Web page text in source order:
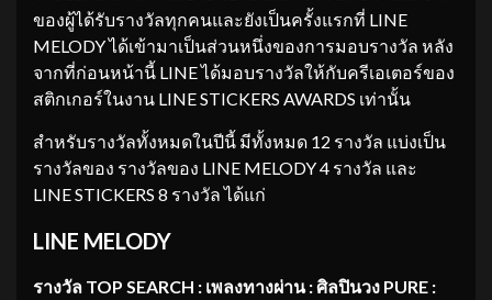
ของผู้ได้รับรางวัลทุกคนและยังเป็นครั้งแรกที่ LINE
MELODY ได้เข้ามาเป็นส่วนหนึ่งของการมอบรางวัล หลัง
จากที่ก่อนหน้านี้ LINE ได้มอบรางวัลให้กับครีเอเตอร์ของ
สติกเกอร์ในงาน LINE STICKERS AWARDS เท่านั้น
สำหรับรางวัลทั้งหมดในปีนี้ มีทั้งหมด 12 รางวัล แบ่งเป็น
รางวัลของ รางวัลของ LINE MELODY 4 รางวัล และ
LINE STICKERS 8 รางวัล ได้แก่
LINE MELODY
รางวัล TOP SEARCH : เพลงทางผ่าน : ศิลปินวง PURE :